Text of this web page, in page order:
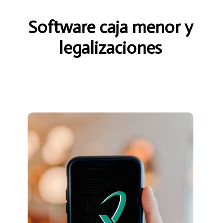
Software caja menor y
legalizaciones